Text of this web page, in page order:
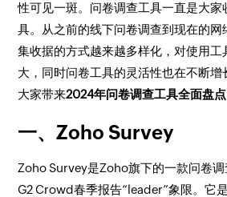
性可见一斑。问卷调查工具一直是大家
具。从之前的线下问卷调查到现在的网
集收据的方式越来越多样化，对使用工
大，同时问卷工具的灵活性也在不断增
大家带来2024年问卷调查工具全面盘点
一、Zoho Survey
Zoho Survey是Zoho旗下的一款问卷调
G2 Crowd春季报告“leader”象限。它